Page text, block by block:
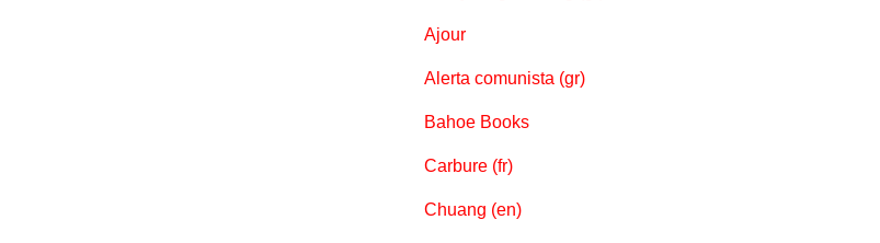
Ajour
Alerta comunista (gr)
Bahoe Books
Carbure (fr)
Chuang (en)